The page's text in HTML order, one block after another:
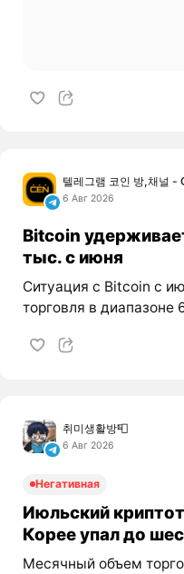
텔레그램 코인 방,채널 -
6 Авг 2026
Bitcoin
тыс. с июня
Ситуация с Bitcoin с
торговля в диапазоне
취미생활방📮
6 Авг 2026
Негативная
Июльский
Корее упал до
Месячный объем